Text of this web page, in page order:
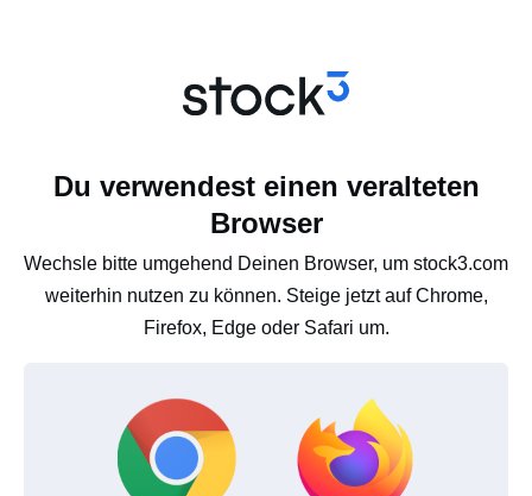
Du verwendest einen veralteten
Browser
Wechsle bitte umgehend Deinen Browser, um stock3.com
weiterhin nutzen zu können. Steige jetzt auf Chrome,
Firefox, Edge oder Safari um.